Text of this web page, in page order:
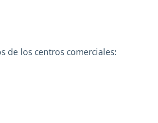
de los centros comerciales: